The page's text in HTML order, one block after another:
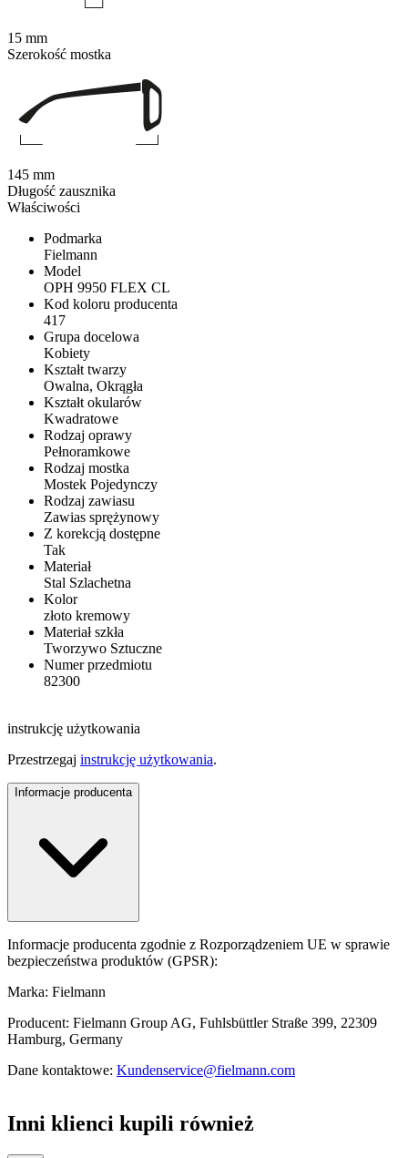
Właściwości
Podmarka
Fielmann
Model
OPH 9950 FLEX CL
Kod koloru producenta
417
Grupa docelowa
Kobiety
Kształt twarzy
Owalna, Okrągła
Kształt okularów
Kwadratowe
Rodzaj oprawy
Pełnoramkowe
Rodzaj mostka
Mostek Pojedynczy
Rodzaj zawiasu
Zawias sprężynowy
Z korekcją dostępne
Tak
Materiał
Stal Szlachetna
Kolor
złoto kremowy
Materiał szkła
Tworzywo Sztuczne
Numer przedmiotu
82300
instrukcję użytkowania
Przestrzegaj instrukcję użytkowania.
Informacje producenta
Informacje producenta zgodnie z Rozporządzeniem UE w sprawie
bezpieczeństwa produktów (GPSR):
Marka: Fielmann
Producent: Fielmann Group AG, Fuhlsbüttler Straße 399, 22309
Hamburg, Germany
Dane kontaktowe: Kundenservice@fielmann.com
15 mm
Szerokość mostka
145 mm
Długość zausznika
Inni klienci kupili również